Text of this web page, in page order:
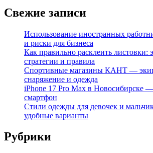
Свежие записи
Использование иностранных
и риски для бизнеса
Как правильно расклеить листовки:
стратегии и правила
Спортивные магазины КАНТ —
снаряжение и одежда
iPhone 17 Pro Max в Новосибирске
смартфон
Стили одежды для девочек и
удобные варианты
Рубрики